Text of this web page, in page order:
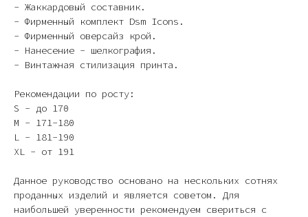
- Жаккардовый составник.
- Фирменный комплект Dsm Icons.
- Фирменный оверсайз крой.
- Нанесение - шелкография.
- Винтажная стилизация принта.
Рекомендации по росту:
S - до 170
M - 171-180
L - 181-190
XL - от 191
Данное руководство основано на нескольких сотнях
проданных изделий и является советом. Для
наибольшей уверенности рекомендуем свериться с